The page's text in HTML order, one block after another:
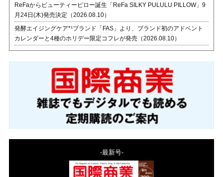
ReFaからビューティーピロー誕生「ReFa SILKY PULULU PILLOW」9
月24日(木)発売決定（2026.08.10）
発酵エイジングケア*¹ブランド「FAS」より、ブランド初のアドベント
カレンダーと4種のホリデー限定コフレが発売（2026.08.10）
-最新号-